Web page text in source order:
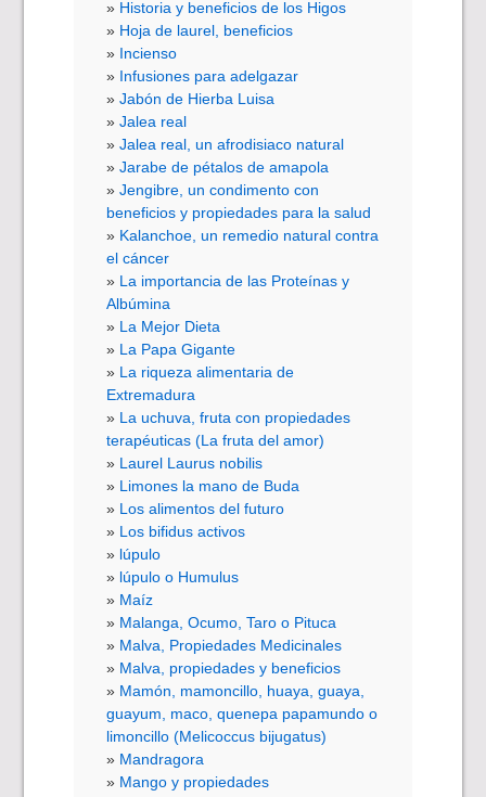
Historia y beneficios de los Higos
Hoja de laurel, beneficios
Incienso
Infusiones para adelgazar
Jabón de Hierba Luisa
Jalea real
Jalea real, un afrodisiaco natural
Jarabe de pétalos de amapola
Jengibre, un condimento con
beneficios y propiedades para la salud
Kalanchoe, un remedio natural contra
el cáncer
La importancia de las Proteínas y
Albúmina
La Mejor Dieta
La Papa Gigante
La riqueza alimentaria de
Extremadura
La uchuva, fruta con propiedades
terapéuticas (La fruta del amor)
Laurel Laurus nobilis
Limones la mano de Buda
Los alimentos del futuro
Los bifidus activos
lúpulo
lúpulo o Humulus
Maíz
Malanga, Ocumo, Taro o Pituca
Malva, Propiedades Medicinales
Malva, propiedades y beneficios
Mamón, mamoncillo, huaya, guaya,
guayum, maco, quenepa papamundo o
limoncillo (Melicoccus bijugatus)
Mandragora
Mango y propiedades